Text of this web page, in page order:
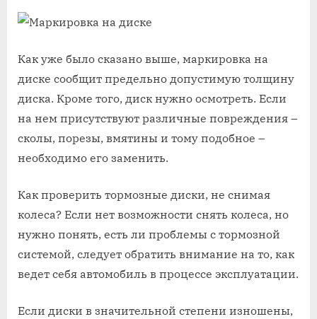
Как уже было сказано выше, маркировка на
диске сообщит предельно допустимую толщину
диска. Кроме того, диск нужно осмотреть. Если
на нем присутствуют различные повреждения –
сколы, порезы, вмятины и тому подобное –
необходимо его заменить.
Как проверить тормозные диски, не снимая
колеса? Если нет возможности снять колеса, но
нужно понять, есть ли проблемы с тормозной
системой, следует обратить внимание на то, как
ведет себя автомобиль в процессе эксплуатации.
Если диски в значительной степени изношены,